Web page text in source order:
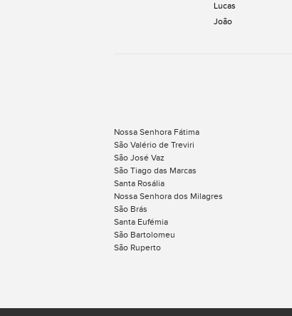
Lucas
João
Nossa Senhora Fátima
São Valério de Treviri
São José Vaz
São Tiago das Marcas
Santa Rosália
Nossa Senhora dos Milagres
São Brás
Santa Eufémia
São Bartolomeu
São Ruperto